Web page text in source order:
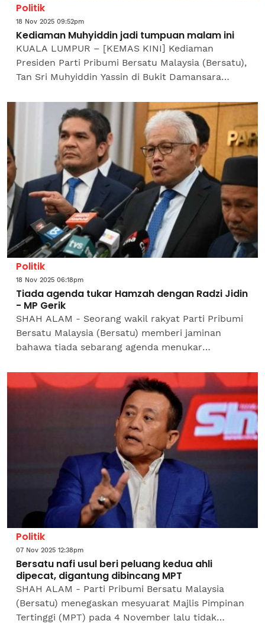
Politik
18 Nov 2025 09:52pm
Kediaman Muhyiddin jadi tumpuan malam ini
KUALA LUMPUR – [KEMAS KINI] Kediaman
Presiden Parti Pribumi Bersatu Malaysia (Bersatu),
Tan Sri Muhyiddin Yassin di Bukit Damansara
melibatkan Ahli...
Politik
18 Nov 2025 06:18pm
Tiada agenda tukar Hamzah dengan Radzi Jidin
- MP Gerik
SHAH ALAM - Seorang wakil rakyat Parti Pribumi
Bersatu Malaysia (Bersatu) memberi jaminan
bahawa tiada sebarang agenda menukar
Datuk Seri Hamzah Zainuddin...
Politik
07 Nov 2025 12:38pm
Bersatu nafi usul beri peluang kedua ahli
dipecat, digantung dibincang MPT
SHAH ALAM - Parti Pribumi Bersatu Malaysia
(Bersatu) menegaskan mesyuarat Majlis Pimpinan
Tertinggi (MPT) pada 4 November lalu tidak